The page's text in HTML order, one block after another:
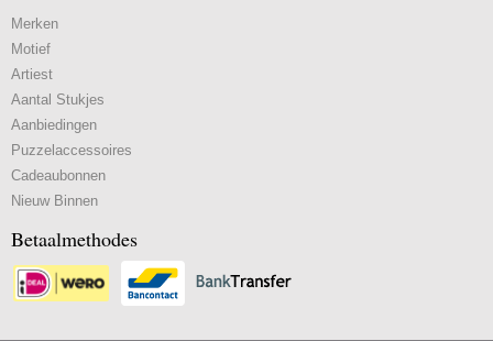
Merken
Motief
Artiest
Aantal Stukjes
Aanbiedingen
Puzzelaccessoires
Cadeaubonnen
Nieuw Binnen
Betaalmethodes